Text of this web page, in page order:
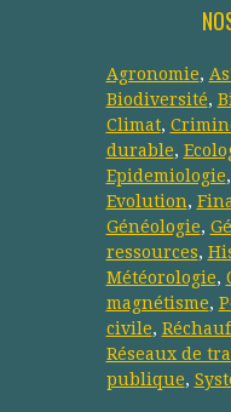
Agronomie,
Biodiversité,
Climat,
durable,
Epidemiologie,
Evolution,
Généologie,
ressources,
Météorologie,
magnétisme,
civile,
Réseaux de
publique,